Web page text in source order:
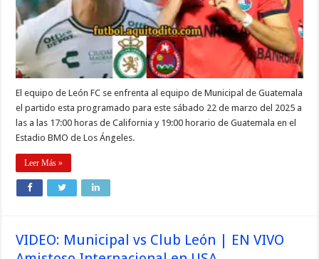
El equipo de León FC se enfrenta al equipo de Municipal de Guatemala
el partido esta programado para este sábado 22 de marzo del 2025 a
las a las 17:00 horas de California y 19:00 horario de Guatemala en el
Estadio BMO de Los Ángeles.
Leer Más »
VIDEO: Municipal vs Club León | EN VIVO